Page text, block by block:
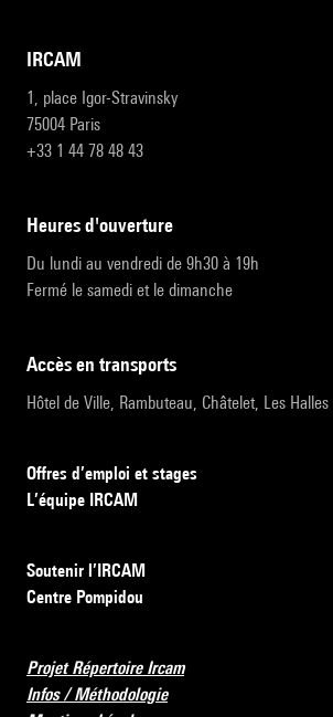
IRCAM
1, place Igor-Stravinsky
75004 Paris
+33 1 44 78 48 43
heures d'ouverture
Du lundi au vendredi de 9h30 à 19h
Fermé le samedi et le dimanche
accès en transports
Hôtel de Ville, Rambuteau, Châtelet, Les Halles
Offres d’emploi et stages
L’équipe IRCAM
Soutenir l’IRCAM
Centre Pompidou
Projet Répertoire Ircam
Infos / Méthodologie